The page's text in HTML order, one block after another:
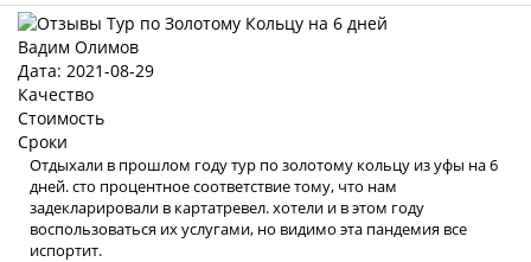
Вадим Олимов
Дата: 2021-08-29
Качество
Стоимость
Сроки
Отдыхали в прошлом году тур по золотому кольцу из уфы на 6
дней. сто процентное соответствие тому, что нам
задекларировали в картатревел. хотели и в этом году
воспользоваться их услугами, но видимо эта пандемия все
испортит.